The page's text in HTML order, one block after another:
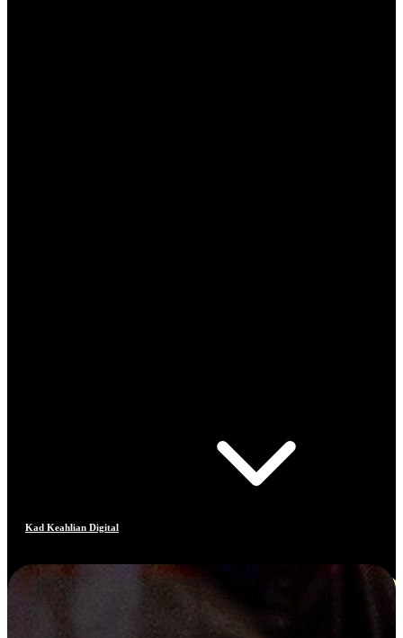
Kad Keahlian Digital